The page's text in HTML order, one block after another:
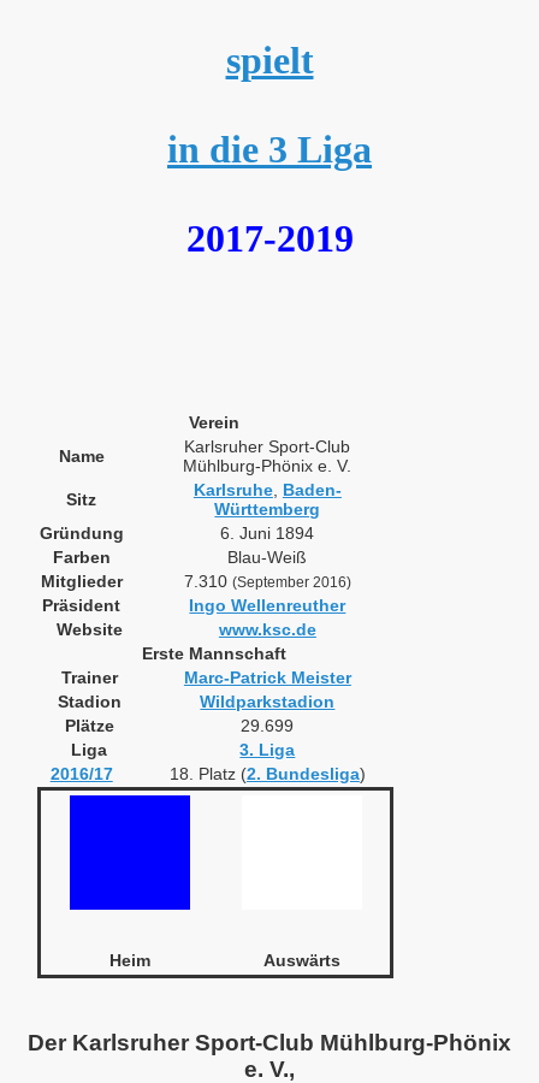
spielt
in die 3 Liga
2017-2019
Verein
Name
Karlsruher Sport-Club
Mühlburg-Phönix e. V.
Sitz
Karlsruhe, Baden-
Württemberg
Gründung
6. Juni 1894
Farben
Blau-Weiß
Mitglieder
7.310 (September 2016)
Präsident
Ingo Wellenreuther
Website
www.ksc.de
Erste Mannschaft
Trainer
Marc-Patrick Meister
Stadion
Wildparkstadion
Plätze
29.699
Liga
3. Liga
2016/17
18. Platz (2. Bundesliga)
Heim Auswärts
Der Karlsruher Sport-Club Mühlburg-Phönix
e. V.,